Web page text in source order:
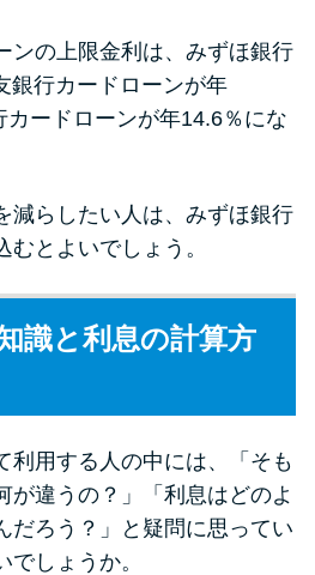
ンの上限金利は、みずほ銀行
銀行カードローンが年
ードローンが年14.6％にな
減らしたい人は、みずほ銀行
とよいでしょう。
識と利息の計算方
利用する人の中には、「そも
が違うの？」「利息はどのよ
だろう？」と疑問に思ってい
しょうか。